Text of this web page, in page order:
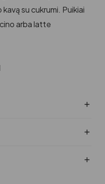
su cukrumi. Puikiai
arba latte